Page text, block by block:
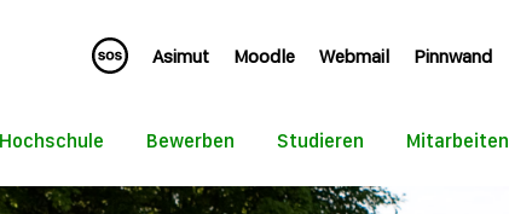
Asimut Moodle Webmail Pinnwand
Hochschule Bewerben Studieren Mitarbeiten